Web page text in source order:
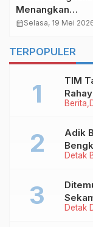
Menangkan
Praperadilan,
di Rupat Utara
calendar_monthSelasa, 19 Mei
TERPOPULER
Berita
TIM
Detak
Adik
Detak